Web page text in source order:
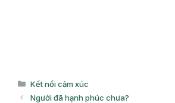
Danh
mục
Kết nối cảm xúc
Người đã hạnh phúc chưa?